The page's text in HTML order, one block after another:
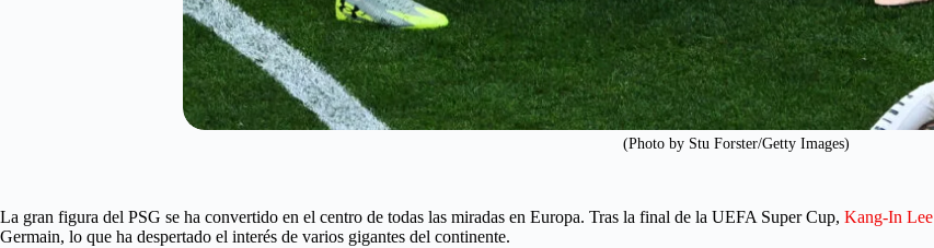
(Photo by Stu Forster/Getty Images)
La gran figura del PSG se ha convertido en el centro de todas las miradas en Europa. Tras la final de la UEFA Super Cup, Kang-In Lee
Germain, lo que ha despertado el interés de varios gigantes del continente.